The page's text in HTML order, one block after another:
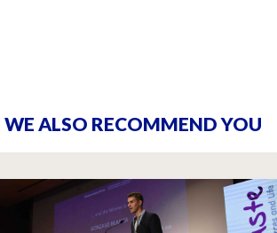
WE ALSO RECOMMEND YOU